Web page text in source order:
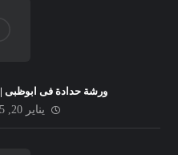
ورشة حدادة فى ابوظبى |0506691641| حداد رخيص
يناير 20, 2025